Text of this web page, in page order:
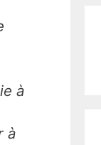
à
à